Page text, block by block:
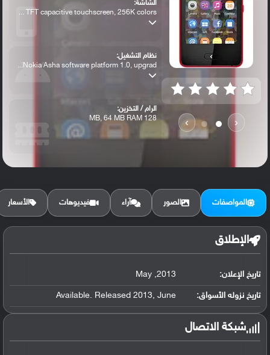
‹
›
الشاشة:
TFT capacitive touchscreen, 256K colors ...
نظام التشغيل:
Nokia Asha software platform 1.0, upgrad...
الرام / التخزين:
128 MB, 64 MB RAM
الكاميرا الأساسية:
المواصفات الصور آراء فيديوهات الأسعار
الإطلاق
تاريخ الإعلان: 2013, May
تاريخ نزوله الأسواق: Available. Released 2013, June
شبكة الاتصال